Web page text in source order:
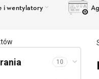
i wentylatory
10